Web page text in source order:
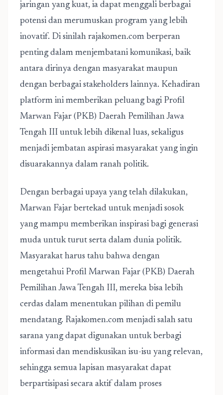
jaringan yang kuat, ia dapat menggali berbagai
potensi dan merumuskan program yang lebih
inovatif. Di sinilah rajakomen.com berperan
penting dalam menjembatani komunikasi, baik
antara dirinya dengan masyarakat maupun
dengan berbagai stakeholders lainnya. Kehadiran
platform ini memberikan peluang bagi Profil
Marwan Fajar (PKB) Daerah Pemilihan Jawa
Tengah III untuk lebih dikenal luas, sekaligus
menjadi jembatan aspirasi masyarakat yang ingin
disuarakannya dalam ranah politik.
Dengan berbagai upaya yang telah dilakukan,
Marwan Fajar bertekad untuk menjadi sosok
yang mampu memberikan inspirasi bagi generasi
muda untuk turut serta dalam dunia politik.
Masyarakat harus tahu bahwa dengan
mengetahui Profil Marwan Fajar (PKB) Daerah
Pemilihan Jawa Tengah III, mereka bisa lebih
cerdas dalam menentukan pilihan di pemilu
mendatang. Rajakomen.com menjadi salah satu
sarana yang dapat digunakan untuk berbagi
informasi dan mendiskusikan isu-isu yang relevan,
sehingga semua lapisan masyarakat dapat
berpartisipasi secara aktif dalam proses